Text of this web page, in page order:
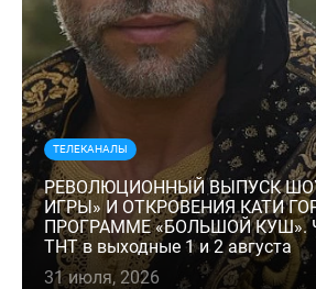
ТЕЛЕКАНАЛЫ
РЕВОЛЮЦИОННЫЙ ВЫПУСК
ИГРЫ» И ОТКРОВЕНИЯ КАТИ
ПРОГРАММЕ «БОЛЬШОЙ КУШ».
ТНТ в выходные 1 и 2 августа
31 июля, 2026